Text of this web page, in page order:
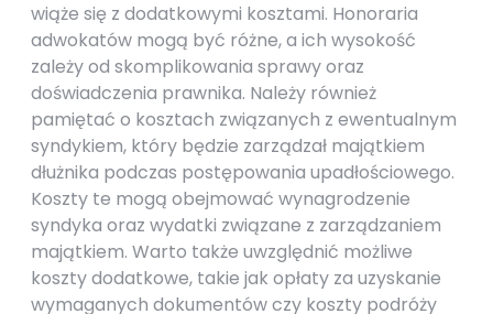
wiąże się z dodatkowymi kosztami. Honoraria
adwokatów mogą być różne, a ich wysokość
zależy od skomplikowania sprawy oraz
doświadczenia prawnika. Należy również
pamiętać o kosztach związanych z ewentualnym
syndykiem, który będzie zarządzał majątkiem
dłużnika podczas postępowania upadłościowego.
Koszty te mogą obejmować wynagrodzenie
syndyka oraz wydatki związane z zarządzaniem
majątkiem. Warto także uwzględnić możliwe
koszty dodatkowe, takie jak opłaty za uzyskanie
wymaganych dokumentów czy koszty podróży